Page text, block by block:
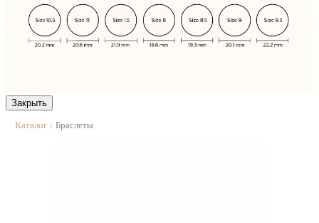
Закрыть
Каталог | Браслеты